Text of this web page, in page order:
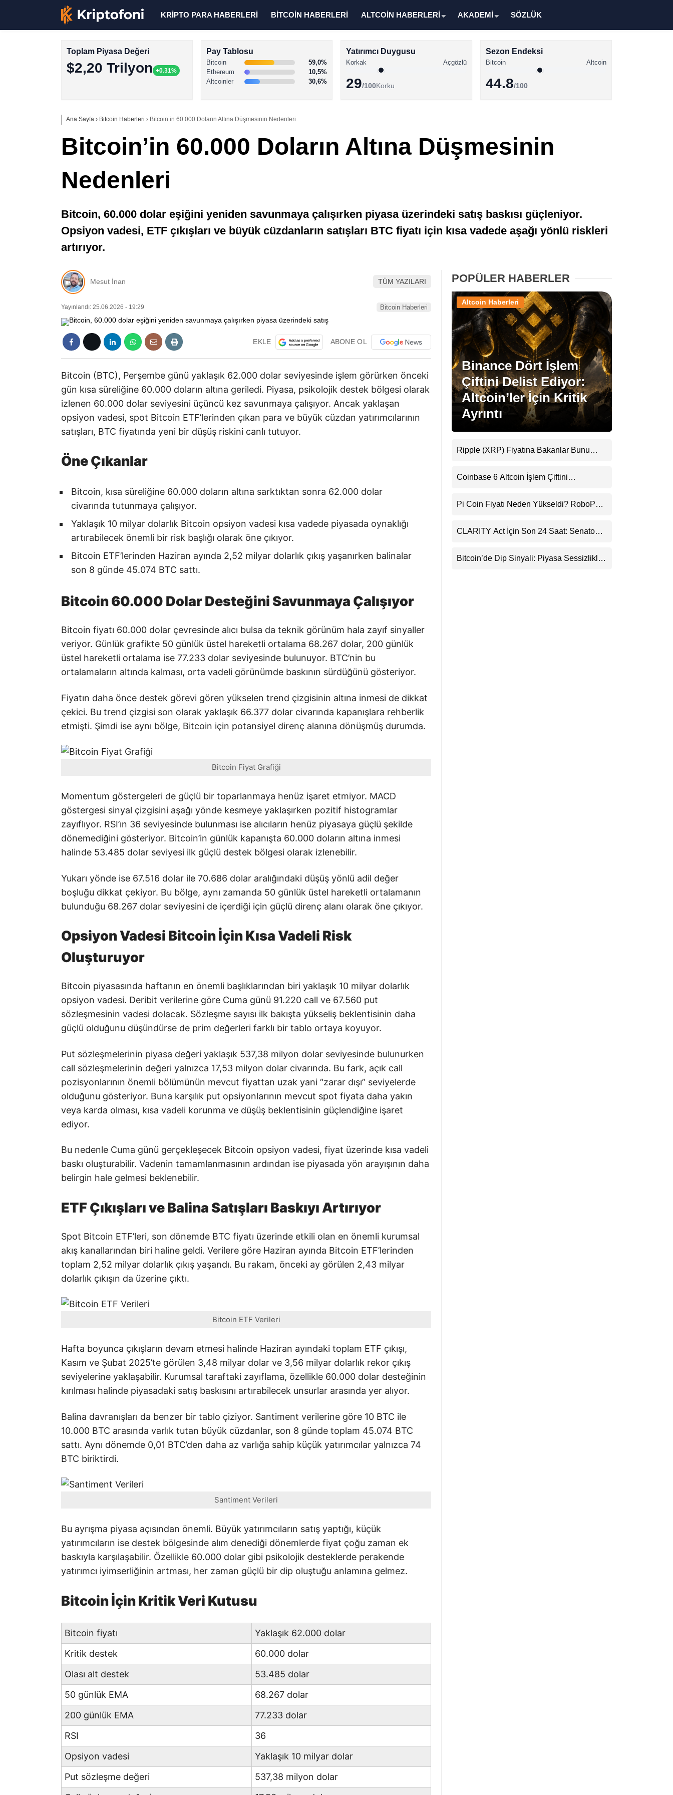
Memecoin Haberleri
Facebook
Instagram
Youtube
TikTok
Pinterest
KRİPTO PARA HABERLERİ BİTCOİN HABERLERİ ALTCOİN HABERLERİ AKADEMİ SÖZLÜK
Toplam Piyasa Değeri
$2,20 Trilyon +0.31%
Pay Tablosu
Bitcoin
59,0%
Ethereum
10,5%
Altcoinler
30,6%
Yatırımcı Duygusu
Korkak Açgözlü
29/100Korku
Sezon Endeksi
Bitcoin Altcoin
44.8/100
Ana Sayfa › Bitcoin Haberleri › Bitcoin’in 60.000 Doların Altına Düşmesinin Nedenleri
Bitcoin’in 60.000 Doların Altına Düşmesinin
Nedenleri
Bitcoin, 60.000 dolar eşiğini yeniden savunmaya çalışırken piyasa üzerindeki satış baskısı güçleniyor.
Opsiyon vadesi, ETF çıkışları ve büyük cüzdanların satışları BTC fiyatı için kısa vadede aşağı yönlü riskleri
artırıyor.
Mesut İnan TÜM YAZILARI
Yayınlandı: 25.06.2026 - 19:29 Bitcoin Haberleri
EKLE ABONE OL
Bitcoin (BTC), Perşembe günü yaklaşık 62.000 dolar seviyesinde işlem görürken önceki
gün kısa süreliğine 60.000 doların altına geriledi. Piyasa, psikolojik destek bölgesi olarak
izlenen 60.000 dolar seviyesini üçüncü kez savunmaya çalışıyor. Ancak yaklaşan
opsiyon vadesi, spot Bitcoin ETF’lerinden çıkan para ve büyük cüzdan yatırımcılarının
satışları, BTC fiyatında yeni bir düşüş riskini canlı tutuyor.
Öne Çıkanlar
Bitcoin, kısa süreliğine 60.000 doların altına sarktıktan sonra 62.000 dolar
civarında tutunmaya çalışıyor.
Yaklaşık 10 milyar dolarlık Bitcoin opsiyon vadesi kısa vadede piyasada oynaklığı
artırabilecek önemli bir risk başlığı olarak öne çıkıyor.
Bitcoin ETF’lerinden Haziran ayında 2,52 milyar dolarlık çıkış yaşanırken balinalar
son 8 günde 45.074 BTC sattı.
Bitcoin 60.000 Dolar Desteğini Savunmaya Çalışıyor
Bitcoin fiyatı 60.000 dolar çevresinde alıcı bulsa da teknik görünüm hala zayıf sinyaller
veriyor. Günlük grafikte 50 günlük üstel hareketli ortalama 68.267 dolar, 200 günlük
üstel hareketli ortalama ise 77.233 dolar seviyesinde bulunuyor. BTC’nin bu
ortalamaların altında kalması, orta vadeli görünümde baskının sürdüğünü gösteriyor.
Fiyatın daha önce destek görevi gören yükselen trend çizgisinin altına inmesi de dikkat
çekici. Bu trend çizgisi son olarak yaklaşık 66.377 dolar civarında kapanışlara rehberlik
etmişti. Şimdi ise aynı bölge, Bitcoin için potansiyel direnç alanına dönüşmüş durumda.
Bitcoin Fiyat Grafiği
Momentum göstergeleri de güçlü bir toparlanmaya henüz işaret etmiyor. MACD
göstergesi sinyal çizgisini aşağı yönde kesmeye yaklaşırken pozitif histogramlar
zayıflıyor. RSI’ın 36 seviyesinde bulunması ise alıcıların henüz piyasaya güçlü şekilde
dönemediğini gösteriyor. Bitcoin’in günlük kapanışta 60.000 doların altına inmesi
halinde 53.485 dolar seviyesi ilk güçlü destek bölgesi olarak izlenebilir.
Yukarı yönde ise 67.516 dolar ile 70.686 dolar aralığındaki düşüş yönlü adil değer
boşluğu dikkat çekiyor. Bu bölge, aynı zamanda 50 günlük üstel hareketli ortalamanın
bulunduğu 68.267 dolar seviyesini de içerdiği için güçlü direnç alanı olarak öne çıkıyor.
Opsiyon Vadesi Bitcoin İçin Kısa Vadeli Risk
Oluşturuyor
Bitcoin piyasasında haftanın en önemli başlıklarından biri yaklaşık 10 milyar dolarlık
opsiyon vadesi. Deribit verilerine göre Cuma günü 91.220 call ve 67.560 put
sözleşmesinin vadesi dolacak. Sözleşme sayısı ilk bakışta yükseliş beklentisinin daha
güçlü olduğunu düşündürse de prim değerleri farklı bir tablo ortaya koyuyor.
Put sözleşmelerinin piyasa değeri yaklaşık 537,38 milyon dolar seviyesinde bulunurken
call sözleşmelerinin değeri yalnızca 17,53 milyon dolar civarında. Bu fark, açık call
pozisyonlarının önemli bölümünün mevcut fiyattan uzak yani “zarar dışı” seviyelerde
olduğunu gösteriyor. Buna karşılık put opsiyonlarının mevcut spot fiyata daha yakın
veya karda olması, kısa vadeli korunma ve düşüş beklentisinin güçlendiğine işaret
ediyor.
Bu nedenle Cuma günü gerçekleşecek Bitcoin opsiyon vadesi, fiyat üzerinde kısa vadeli
baskı oluşturabilir. Vadenin tamamlanmasının ardından ise piyasada yön arayışının daha
belirgin hale gelmesi beklenebilir.
ETF Çıkışları ve Balina Satışları Baskıyı Artırıyor
Spot Bitcoin ETF’leri, son dönemde BTC fiyatı üzerinde etkili olan en önemli kurumsal
akış kanallarından biri haline geldi. Verilere göre Haziran ayında Bitcoin ETF’lerinden
toplam 2,52 milyar dolarlık çıkış yaşandı. Bu rakam, önceki ay görülen 2,43 milyar
dolarlık çıkışın da üzerine çıktı.
Bitcoin ETF Verileri
Hafta boyunca çıkışların devam etmesi halinde Haziran ayındaki toplam ETF çıkışı,
Kasım ve Şubat 2025’te görülen 3,48 milyar dolar ve 3,56 milyar dolarlık rekor çıkış
seviyelerine yaklaşabilir. Kurumsal taraftaki zayıflama, özellikle 60.000 dolar desteğinin
kırılması halinde piyasadaki satış baskısını artırabilecek unsurlar arasında yer alıyor.
Balina davranışları da benzer bir tablo çiziyor. Santiment verilerine göre 10 BTC ile
10.000 BTC arasında varlık tutan büyük cüzdanlar, son 8 günde toplam 45.074 BTC
sattı. Aynı dönemde 0,01 BTC’den daha az varlığa sahip küçük yatırımcılar yalnızca 74
BTC biriktirdi.
Santiment Verileri
Bu ayrışma piyasa açısından önemli. Büyük yatırımcıların satış yaptığı, küçük
yatırımcıların ise destek bölgesinde alım denediği dönemlerde fiyat çoğu zaman ek
baskıyla karşılaşabilir. Özellikle 60.000 dolar gibi psikolojik desteklerde perakende
yatırımcı iyimserliğinin artması, her zaman güçlü bir dip oluştuğu anlamına gelmez.
Bitcoin İçin Kritik Veri Kutusu
Bitcoin fiyatı
Yaklaşık 62.000 dolar
Kritik destek
60.000 dolar
Olası alt destek
53.485 dolar
50 günlük EMA
68.267 dolar
200 günlük EMA
77.233 dolar
RSI
36
Opsiyon vadesi
Yaklaşık 10 milyar dolar
Put sözleşme değeri
537,38 milyon dolar
POPÜLER HABERLER
Binance Dört İşlem
Çiftini Delist Ediyor:
Altcoin’ler İçin Kritik
Ayrıntı
Altcoin Haberleri
Ripple (XRP) Fiyatına Bakanlar Bunu
Uyarı
Coinbase 6 Altcoin İşlem Çiftini
Pi Coin Fiyatı Neden Yükseldi? RoboPay
Destekledi
CLARITY Act İçin Son 24 Saat: Senato
Beklentisini Bozabilir
Bitcoin’de Dip Sinyali: Piyasa Sessizlikle